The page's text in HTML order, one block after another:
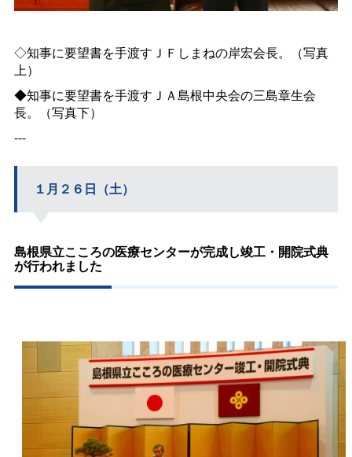
◇知事に要望書を手渡すＪＦしまねの岸宏会長。（写真
上）
◆知事に要望書を手渡すＪＡ島根中央会の三島章生会
長。（写真下）
---
１月２６日（土）
島根県立こころの医療センターが完成し竣工・開院式典
が行われました